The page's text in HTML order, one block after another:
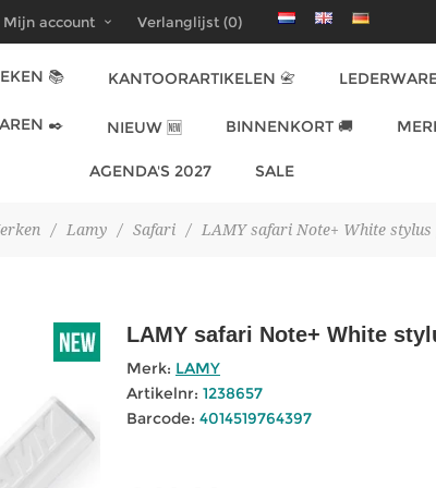
Mijn account Verlanglijst (0)
📚 KANTOORARTIKELEN 📇
✒️ NIEUW 🆕 BINNENKORT 🚚
AGENDA'S 2027 SALE
/ Lamy / Safari / LAMY safari Note+ White stylus
LAMY safari Note+ White
Merk: LAMY
Artikelnr: 1238657
Barcode: 4014519764397